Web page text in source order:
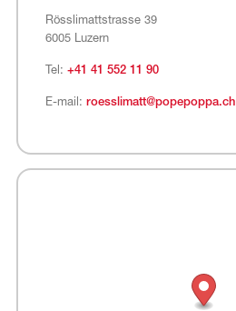
Rösslimattstrasse 39
6005 Luzern
Tel: +41 41 552 11 90
E-mail: roesslimatt@popepoppa.ch